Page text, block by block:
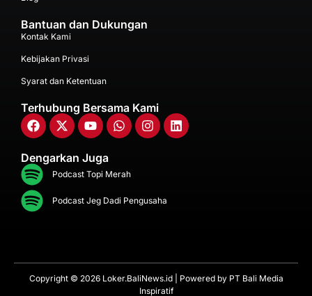
Bantuan dan Dukungan
Kontak Kami
Kebijakan Privasi
Syarat dan Ketentuan
Terhubung Bersama Kami
Dengarkan Juga
Podcast Topi Merah
Podcast Jeg Dadi Pengusaha
Copyright © 2026 Loker.BaliNews.id | Powered by PT Bali Media
Inspiratif